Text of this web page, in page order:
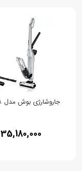
جاروشارژی بوش مدل BBH3ALL28
35,180,000